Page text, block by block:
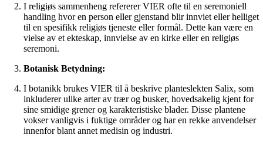
I religiøs sammenheng refererer VIER ofte til en seremoniell
handling hvor en person eller gjenstand blir innviet eller helliget
til en spesifikk religiøs tjeneste eller formål. Dette kan være en
vielse av et ekteskap, innvielse av en kirke eller en religiøs
seremoni.
Botanisk Betydning:
I botanikk brukes VIER til å beskrive planteslekten Salix, som
inkluderer ulike arter av trær og busker, hovedsakelig kjent for
sine smidige grener og karakteristiske blader. Disse plantene
vokser vanligvis i fuktige områder og har en rekke anvendelser
innenfor blant annet medisin og industri.